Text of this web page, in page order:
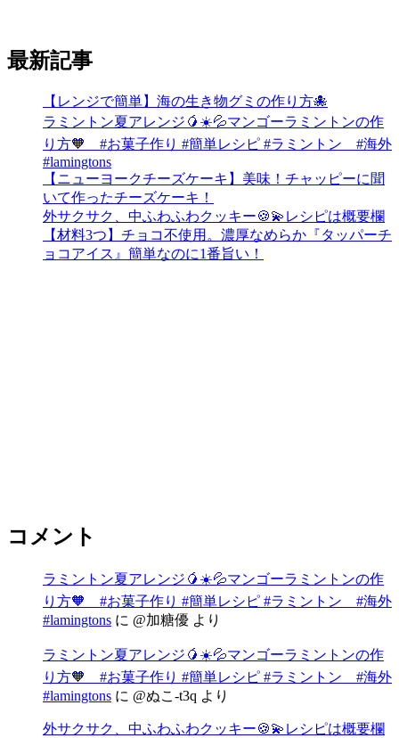
最新記事
【レンジで簡単】海の生き物グミの作り方🐙
ラミントン夏アレンジ🥭☀️💦マンゴーラミントンの作
り方🧡 #お菓子作り #簡単レシピ #ラミントン #海外
#lamingtons
【ニューヨークチーズケーキ】美味！チャッピーに聞
いて作ったチーズケーキ！
外サクサク、中ふわふわクッキー🍪💫レシピは概要欄
【材料3つ】チョコ不使用。濃厚なめらか『タッパーチ
ョコアイス』簡単なのに1番旨い！
コメント
ラミントン夏アレンジ🥭☀️💦マンゴーラミントンの作
り方🧡 #お菓子作り #簡単レシピ #ラミントン #海外
#lamingtons に @加糖優 より
ラミントン夏アレンジ🥭☀️💦マンゴーラミントンの作
り方🧡 #お菓子作り #簡単レシピ #ラミントン #海外
#lamingtons に @ぬこ-t3q より
外サクサク、中ふわふわクッキー🍪💫レシピは概要欄